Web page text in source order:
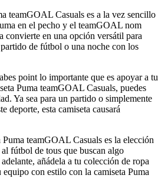
teamGOAL Casuals es a la vez sencillo
en el pecho y el teamGOAL nom
convierte en una opción versátil para
de fútbol o una noche con los
point lo importante que es apoyar a tu
Puma teamGOAL Casuals, puedes
Ya sea para un partido o simplemente
deporte, esta camiseta causará
teamGOAL Casuals es la elección
fútbol de tous que buscan algo
añádela a tu colección de ropa
con estilo con la camiseta Puma